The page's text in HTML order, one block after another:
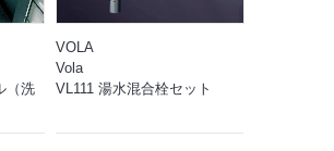
（洗
VOLA
Vola
VL111 湯水混合栓セット